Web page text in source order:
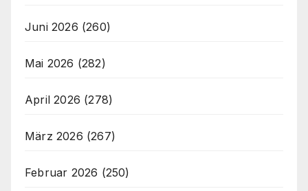
Juni 2026 (260)
Mai 2026 (282)
April 2026 (278)
März 2026 (267)
Februar 2026 (250)